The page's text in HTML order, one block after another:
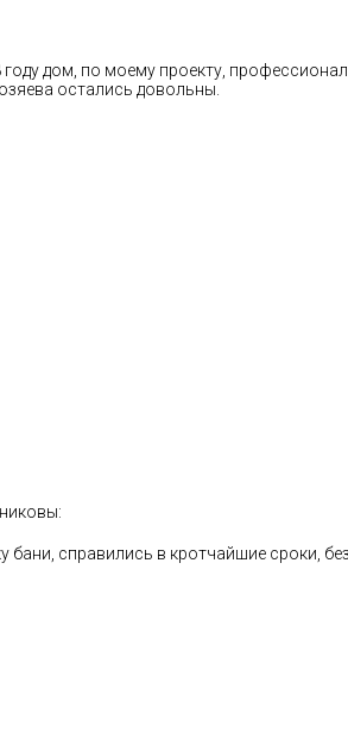
дом, по моему проекту,
остались довольны.
бани, справились в кротчайшие сроки,